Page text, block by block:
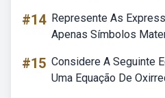
#14 Represente As
Apenas Símbolos
#15 Considere A Seguinte
Uma Equação De